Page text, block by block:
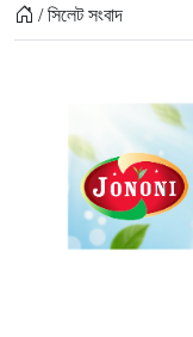
/ সিলেট সংবাদ